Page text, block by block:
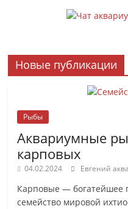
Новые публикации
Рыбы
Аквариумные
карповых
04.02.2024 Евгений
Карповые — богатейшее
семейство мировой